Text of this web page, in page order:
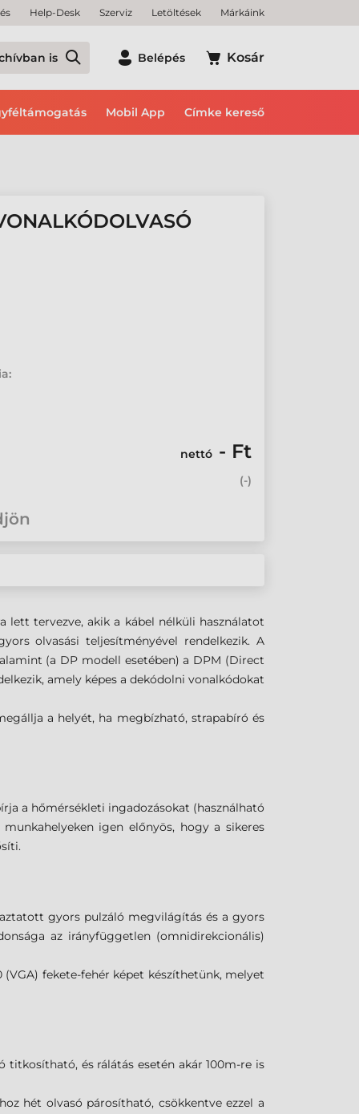
Help-Desk Szerviz Letöltések Márkáink
is Belépés Kosár
Mobil App Címke kereső
nettó - Ft
(-)
lett tervezve, akik a kábel nélküli használatot
olvasási teljesítményével rendelkezik. A
(a DP modell esetében) a DPM (Direct
amely képes a dekódolni vonalkódokat
a helyét, ha megbízható, strapabíró és
a hőmérsékleti ingadozásokat (használható
igen előnyös, hogy a sikeres
gyors pulzáló megvilágítás és a gyors
az irányfüggetlen (omnidirekcionális)
fekete-fehér képet készíthetünk, melyet
és rálátás esetén akár 100m-re is
hét olvasó párosítható, csökkentve ezzel a